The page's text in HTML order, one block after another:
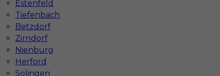
Estenfeld
Tiefenbach
Betzdorf
Zirndorf
Nienburg
Herford
Solingen
Telefon:793-577-977
Dane firmy
In-Serv Team Sp. z o.o.